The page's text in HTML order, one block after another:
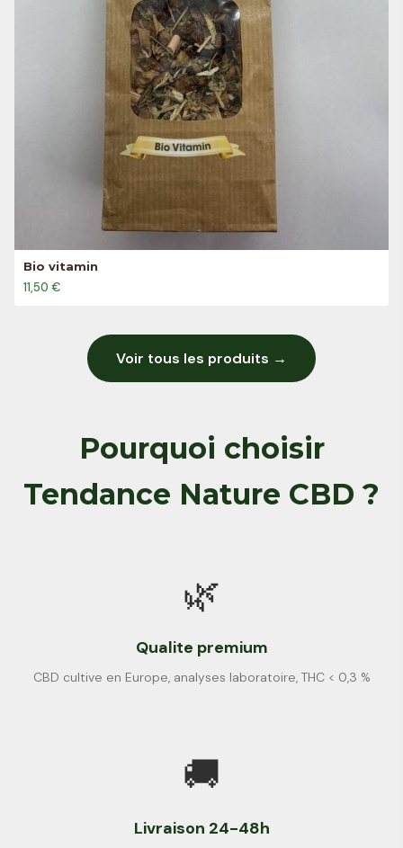
Bio vitamin
11,50 €
Voir tous les produits →
Pourquoi choisir
Tendance Nature CBD ?
🌿
Qualite premium
CBD cultive en Europe, analyses laboratoire, THC < 0,3 %
🚚
Livraison 24-48h